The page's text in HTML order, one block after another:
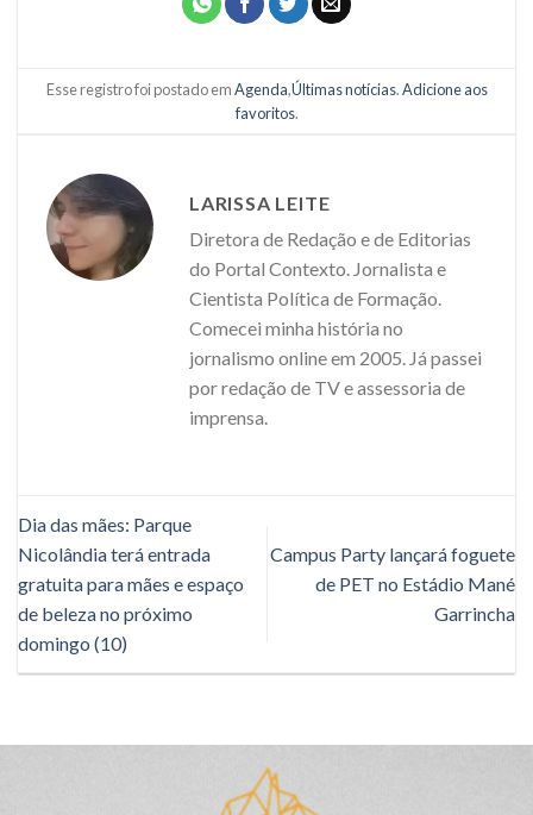
Esse registro foi postado emAgenda,Últimas notícias.Adicione aos
favoritos.
LARISSA LEITE
Diretora de Redação e de Editorias
do Portal Contexto. Jornalista e
Cientista Política de Formação.
Comecei minha história no
jornalismo online em 2005. Já passei
por redação de TV e assessoria de
imprensa.
Dia das mães: Parque
Nicolândia terá entrada
gratuita para mães e espaço
de beleza no próximo
domingo (10)
Campus Party lançará foguete
de PET no Estádio Mané
Garrincha